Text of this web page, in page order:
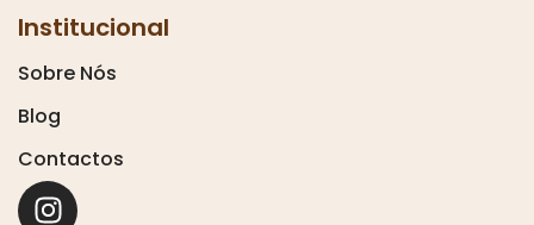
Institucional
Sobre Nós
Blog
Contactos